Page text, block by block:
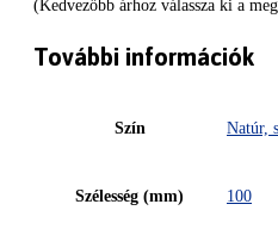
(Kedvezőbb árhoz válassza ki a
További információk
Szín Natúr,
Szélesség (mm) 100